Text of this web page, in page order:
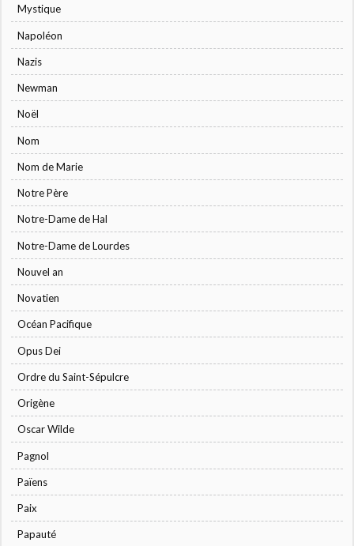
Mystique
Napoléon
Nazis
Newman
Noël
Nom
Nom de Marie
Notre Père
Notre-Dame de Hal
Notre-Dame de Lourdes
Nouvel an
Novatien
Océan Pacifique
Opus Dei
Ordre du Saint-Sépulcre
Origène
Oscar Wilde
Pagnol
Païens
Paix
Papauté